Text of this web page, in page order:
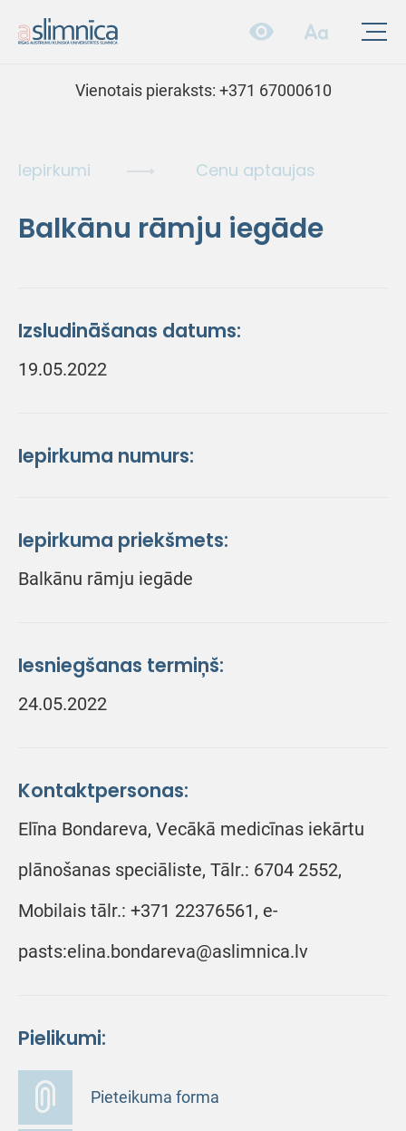
Vienotais pieraksts: +371 67000610
Iepirkumi Cenu aptaujas
Balkānu rāmju iegāde
Izsludināšanas datums:
19.05.2022
Iepirkuma numurs:
Iepirkuma priekšmets:
Balkānu rāmju iegāde
Iesniegšanas termiņš:
24.05.2022
Kontaktpersonas:
Elīna Bondareva, Vecākā medicīnas iekārtu
plānošanas speciāliste, Tālr.: 6704 2552,
Mobilais tālr.: +371 22376561, e-
pasts:elina.bondareva@aslimnica.lv
Pielikumi:
Pieteikuma forma